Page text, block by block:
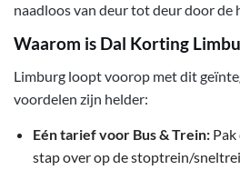
naadloos van deur tot deur door de
Waarom is Dal Korting
Limburg loopt voorop met dit
voordelen zijn helder:
Eén tarief voor Bus & Trein:Pak
stap over op de stoptrein/